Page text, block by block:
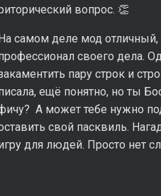
вопрос. 👏
На самом деле мод отличный,
своего дела.
пару строк и
ещё понятно, но ты
А может тебе нужно
свой пасквиль.
для людей. Просто нет